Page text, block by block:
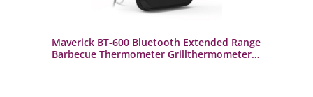
Maverick BT-600 Bluetooth Extended Range
Barbecue Thermometer Grillthermometer